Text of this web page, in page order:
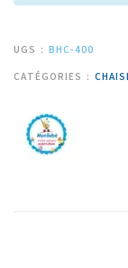
UGS : BHC-400
CATÉGORIES :